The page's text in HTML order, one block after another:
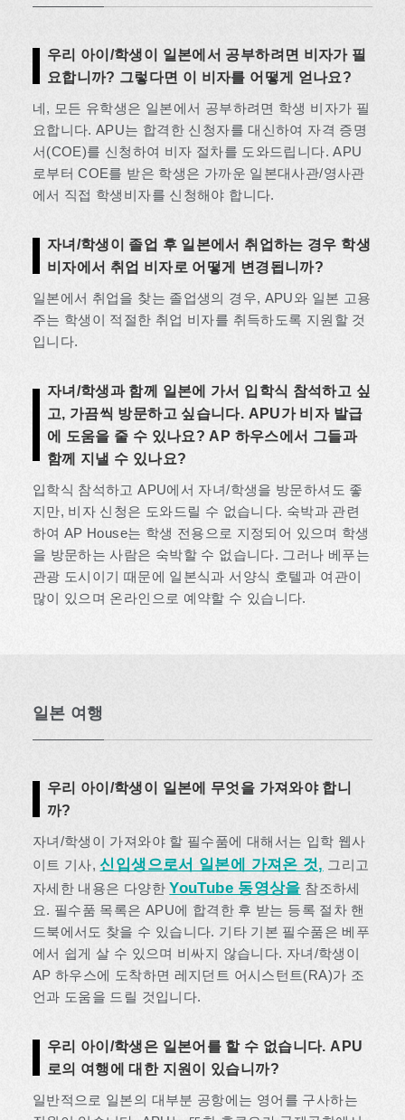
우리 아이/학생이 일본에서 공부하려면 비자가 필
요합니까? 그렇다면 이 비자를 어떻게 얻나요?
네, 모든 유학생은 일본에서 공부하려면 학생 비자가 필
요합니다. APU는 합격한 신청자를 대신하여 자격 증명
서(COE)를 신청하여 비자 절차를 도와드립니다. APU
로부터 COE를 받은 학생은 가까운 일본대사관/영사관
에서 직접 학생비자를 신청해야 합니다.
자녀/학생이 졸업 후 일본에서 취업하는 경우 학생
비자에서 취업 비자로 어떻게 변경됩니까?
일본에서 취업을 찾는 졸업생의 경우, APU와 일본 고용
주는 학생이 적절한 취업 비자를 취득하도록 지원할 것
입니다.
자녀/학생과 함께 일본에 가서 입학식 참석하고 싶
고, 가끔씩 방문하고 싶습니다. APU가 비자 발급
에 도움을 줄 수 있나요? AP 하우스에서 그들과
함께 지낼 수 있나요?
입학식 참석하고 APU에서 자녀/학생을 방문하셔도 좋
지만, 비자 신청은 도와드릴 수 없습니다. 숙박과 관련
하여 AP House는 학생 전용으로 지정되어 있으며 학생
을 방문하는 사람은 숙박할 수 없습니다. 그러나 베푸는
관광 도시이기 때문에 일본식과 서양식 호텔과 여관이
많이 있으며 온라인으로 예약할 수 있습니다.
일본 여행
우리 아이/학생이 일본에 무엇을 가져와야 합니
까?
자녀/학생이 가져와야 할 필수품에 대해서는 입학 웹사
이트 기사,신입생으로서 일본에 가져온 것, 그리고
자세한 내용은 다양한YouTube 동영상을 참조하세
요. 필수품 목록은 APU에 합격한 후 받는 등록 절차 핸
드북에서도 찾을 수 있습니다. 기타 기본 필수품은 베푸
에서 쉽게 살 수 있으며 비싸지 않습니다. 자녀/학생이
AP 하우스에 도착하면 레지던트 어시스턴트(RA)가 조
언과 도움을 드릴 것입니다.
우리 아이/학생은 일본어를 할 수 없습니다. APU
로의 여행에 대한 지원이 있습니까?
일반적으로 일본의 대부분 공항에는 영어를 구사하는